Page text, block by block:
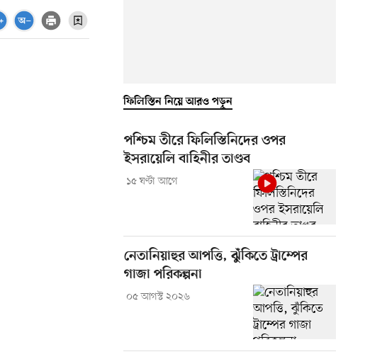
ফিলিস্তিন নিয়ে আরও পড়ুন
পশ্চিম তীরে ফিলিস্তিনিদের ওপর
ইসরায়েলি বাহিনীর তাণ্ডব
১৫ ঘণ্টা আগে
নেতানিয়াহুর আপত্তি, ঝুঁকিতে ট্রাম্পের
গাজা পরিকল্পনা
০৫ আগস্ট ২০২৬